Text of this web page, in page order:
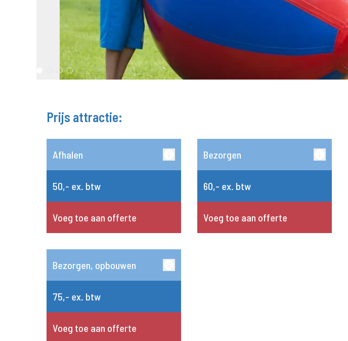
Prijs attractie:
Afhalen
50,- ex. btw
Voeg toe aan offerte
Bezorgen
60,- ex. btw
Voeg toe aan offerte
Bezorgen, opbouwen
75,- ex. btw
Voeg toe aan offerte